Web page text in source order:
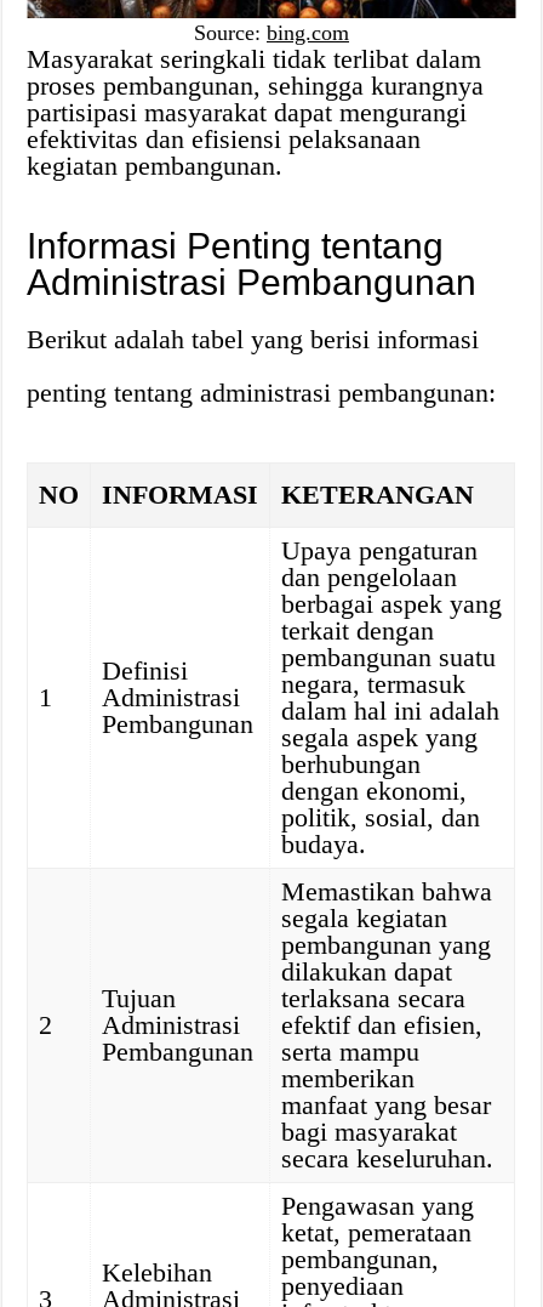
Source: bing.com
Masyarakat seringkali tidak terlibat dalam
proses pembangunan, sehingga kurangnya
partisipasi masyarakat dapat mengurangi
efektivitas dan efisiensi pelaksanaan
kegiatan pembangunan.
Informasi Penting tentang
Administrasi Pembangunan
Berikut adalah tabel yang berisi informasi
penting tentang administrasi pembangunan:
NO INFORMASI KETERANGAN
1
Definisi
Administrasi
Pembangunan
Upaya pengaturan
dan pengelolaan
berbagai aspek yang
terkait dengan
pembangunan suatu
negara, termasuk
dalam hal ini adalah
segala aspek yang
berhubungan
dengan ekonomi,
politik, sosial, dan
budaya.
2
Tujuan
Administrasi
Pembangunan
Memastikan bahwa
segala kegiatan
pembangunan yang
dilakukan dapat
terlaksana secara
efektif dan efisien,
serta mampu
memberikan
manfaat yang besar
bagi masyarakat
secara keseluruhan.
3
Kelebihan
Administrasi
Pengawasan yang
ketat, pemerataan
pembangunan,
penyediaan